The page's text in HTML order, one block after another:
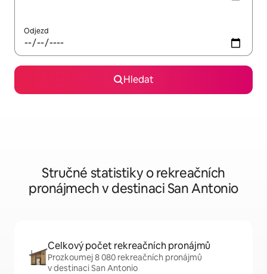
Odjezd
Hledat
Stručné statistiky o rekreačních
pronájmech v destinaci San Antonio
Celkový počet rekreačních pronájmů
Prozkoumej 8 080 rekreačních pronájmů
v destinaci San Antonio